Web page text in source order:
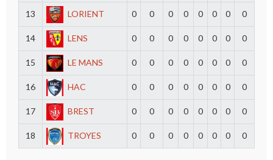
13 LORIENT 0 0 0 0 0 0 0 0
14 LENS 0 0 0 0 0 0 0 0
15 LE MANS 0 0 0 0 0 0 0 0
16 HAC 0 0 0 0 0 0 0 0
17 BREST 0 0 0 0 0 0 0 0
18 TROYES 0 0 0 0 0 0 0 0